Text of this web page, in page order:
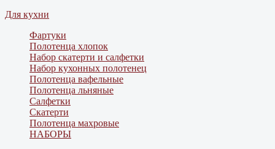
Для кухни
Фартуки
Полотенца хлопок
Набор скатерти и салфетки
Набор кухонных полотенец
Полотенца вафельные
Полотенца льняные
Салфетки
Скатерти
Полотенца махровые
НАБОРЫ